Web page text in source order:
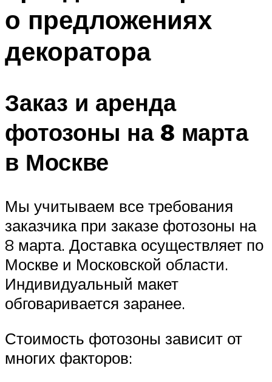
о предложениях
декоратора
Заказ и аренда
фотозоны на 8 марта
в Москве
Мы учитываем все требования
заказчика при заказе фотозоны на
8 марта. Доставка осуществляет по
Москве и Московской области.
Индивидуальный макет
обговаривается заранее.
Стоимость фотозоны зависит от
многих факторов: